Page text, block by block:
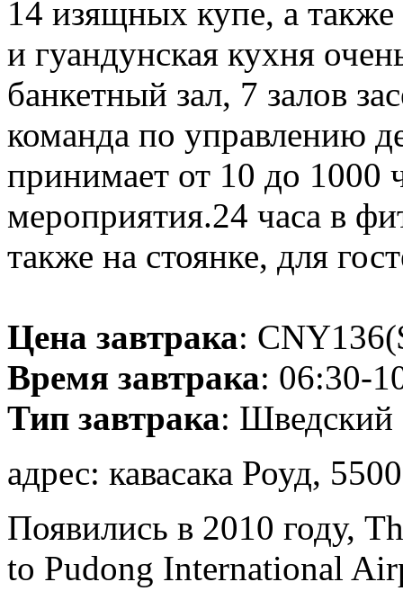
14 изящных купе, а
и гуандунская кухня
банкетный зал, 7 залов
команда по управлению
принимает от 10 до 1000
мероприятия.24 часа в
также на стоянке, для
Цена завтрака:
Время завтрака: 06:30-
Тип завтрака: Шведский
адрес: кавасака Роуд, 5500
Появились в 2010 году,
to Pudong International